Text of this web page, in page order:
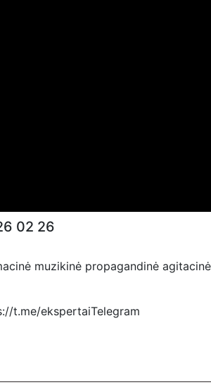
02 26
muzikinė propagandinė agitacinė
t.me/ekspertaiTelegram
ekspertai
ir žiūrovų, mus paremti galima